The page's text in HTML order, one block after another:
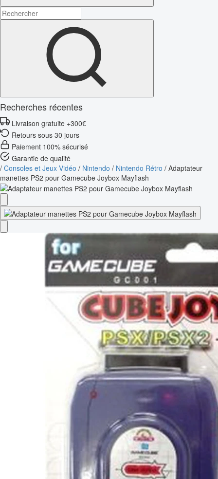
Recherches récentes
Livraison gratuite +300€
Retours sous 30 jours
Paiement 100% sécurisé
Garantie de qualité
/ Consoles et Jeux Vidéo / Nintendo / Nintendo Rétro / Adaptateur
manettes PS2 pour Gamecube Joybox Mayflash